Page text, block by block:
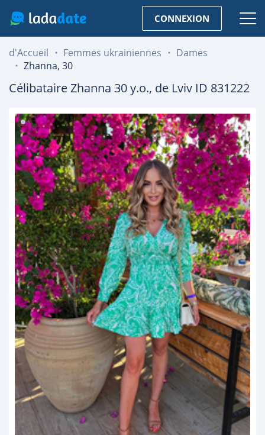
CONNEXION
d'Accueil Femmes ukrainiennes
Dames
Zhanna, 30
CélibataireZhanna 30y.o., de Lviv ID 831222